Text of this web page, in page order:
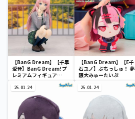
【BanG Dream】【千早
愛音】BanG Dream! プ
レミアムフィギュア
ver.
【BanG Dream】【E千
石ユノ】ぷちっしゅ！ 夢
限大みゅーたいぷ
25.01.24 25.01.24